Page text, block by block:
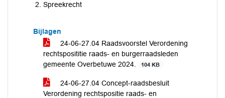
Spreekrecht
Bijlagen
24-06-27.04 Raadsvoorstel Verordening
rechtsposititie raads- en burgerraadsleden
gemeente Overbetuwe 2024.
104 KB
24-06-27.04 Concept-raadsbesluit
Verordening rechtspositie raads- en